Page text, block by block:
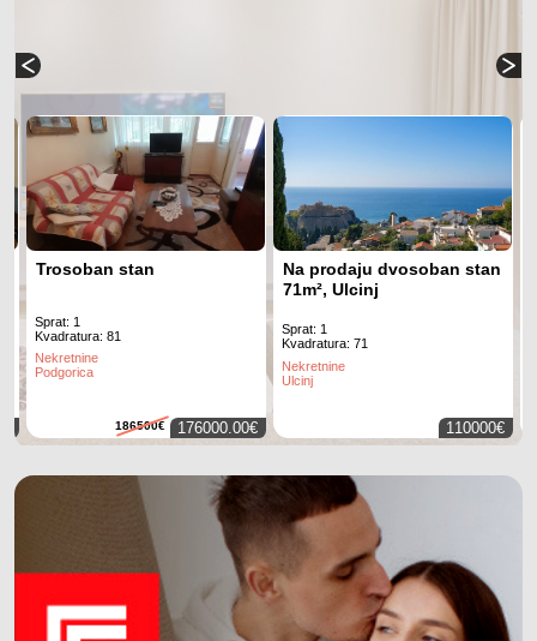
Trosoban stan
Sprat: 1
Kvadratura: 81
Nekretnine
Podgorica
186500€ 176000.00€
Na prodaju dvosoban stan
71m², Ulcinj
Sprat: 1
Kvadratura: 71
Nekretnine
Ulcinj
110000€